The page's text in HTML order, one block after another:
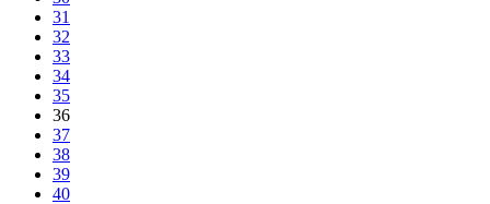
31
32
33
34
35
36
37
38
39
40